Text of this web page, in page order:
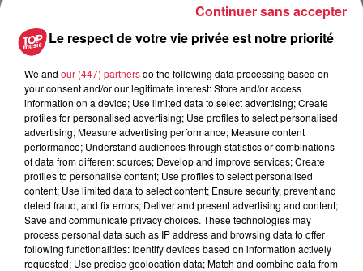
Publié : 7 juin 2024 à 6h00 - Modifié : 30 octobre 2025 à
16h48 Céline Rinckel
A lire aussi
6 août 2026
À Hoerdt, de l’eau brune sort des
Le respect de votre vie privée est notre priorité
We and our (447) partnersdo the following data processing based on
your consent and/or our legitimate interest: Store and/or access
information on a device; Use limited data to select advertising; Create
profiles for personalised advertising; Use profiles to select personalised
advertising; Measure advertising performance; Measure content
performance; Understand audiences through statistics or combinations
of data from different sources; Develop and improve services; Create
profiles to personalise content; Use profiles to select personalised
content; Use limited data to select content; Ensure security, prevent and
detect fraud, and fix errors; Deliver and present advertising and content;
Save and communicate privacy choices. These technologies may
process personal data such as IP address and browsing data to offer
following functionalities: Identify devices based on information actively
requested; Use precise geolocation data; Match and combine data from
Continuer sans accepter